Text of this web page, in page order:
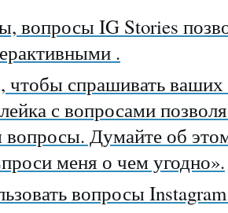
вопросы IG Stories
.
чтобы спрашивать
с вопросами
вопросы. Думайте об
меня о чем угодно».
вопросы